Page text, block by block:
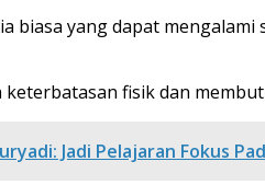
biasa yang dapat
fisik dan
Jadi Pelajaran Fokus